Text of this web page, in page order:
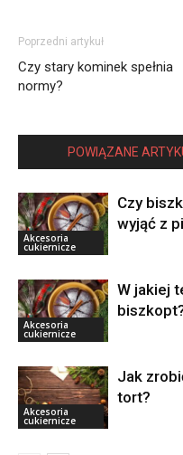
Poprzedni artykuł
Czy stary kominek spełnia
normy?
POWIĄZANE
Akcesoria
cukiernicze
Czy
wyjąć z
Akcesoria
cukiernicze
W jakiej
Akcesoria
cukiernicze
Jak
tort?